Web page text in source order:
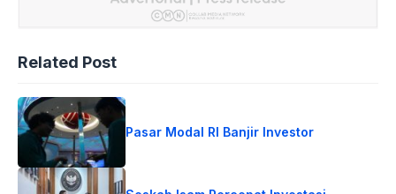
Related Post
Pasar Modal RI Banjir Investor